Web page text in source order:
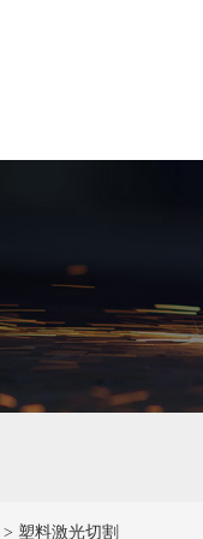
> 塑料激光切割